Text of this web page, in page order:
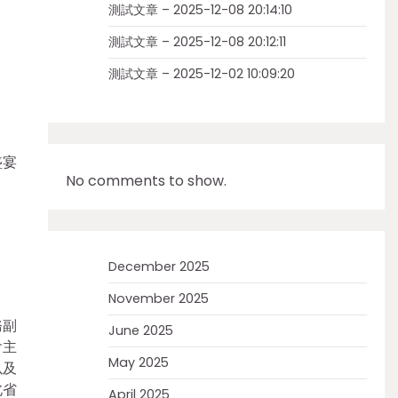
測試文章 – 2025-12-08 20:14:10
測試文章 – 2025-12-08 20:12:11
測試文章 – 2025-12-02 10:09:20
No comments to show.
December 2025
November 2025
June 2025
May 2025
April 2025